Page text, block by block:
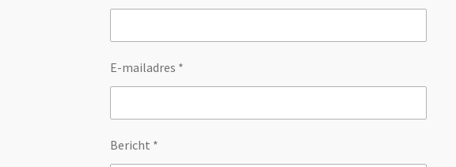
E-mailadres *
Bericht *